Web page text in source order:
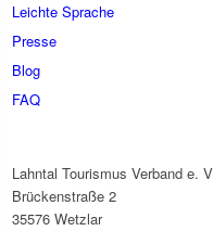
Leichte Sprache
Presse
Blog
FAQ
Lahntal Tourismus Verband e.
Brückenstraße 2
35576 Wetzlar